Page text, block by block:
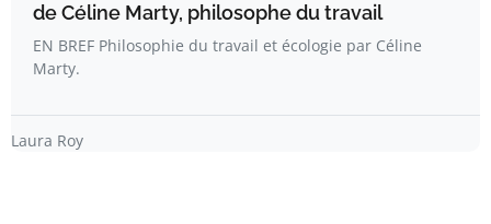
de Céline Marty, philosophe du travail
EN BREF Philosophie du travail et écologie par Céline
Marty.
Laura Roy